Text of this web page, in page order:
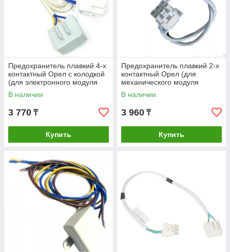
Предохранитель плавкий 4-х
контактный Орел с колодкой
(для электронного модуля
управления)
В наличии
3 770 ₸
Купить
Предохранитель плавкий 2-х
контактный Орел (для
механического модуля
управления)
В наличии
3 960 ₸
Купить